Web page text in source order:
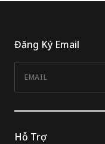
Đăng Ký Email
Hỗ Trợ